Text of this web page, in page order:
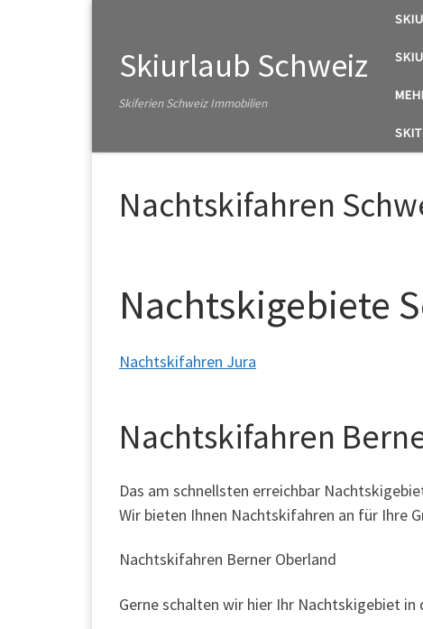
Skiurlaub Schweiz
Skiferien Schweiz Immobilien
Nachtskifahren
Nachtskigebiete
Nachtskifahren Jura
Nachtskifahren
Das am schnellsten erreichbar
Wir bieten Ihnen Nachtskifahren an für Ihre
Nachtskifahren Berner Oberland
Gerne schalten wir hier Ihr Nachtskigebiet in